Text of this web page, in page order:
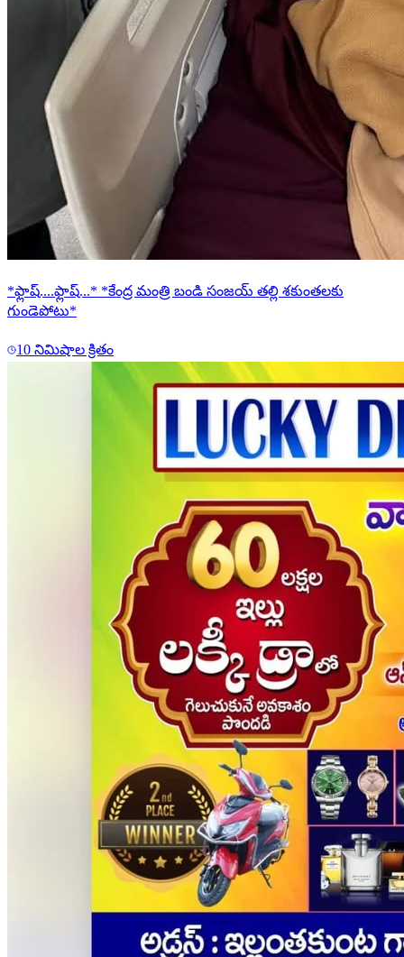
*ఫ్లాష్....ఫ్లాష్...* *కేంద్ర మంత్రి బండి సంజయ్ తల్లి శకుంతలకు
గుండెపోటు*
10 నిమిషాల క్రితం